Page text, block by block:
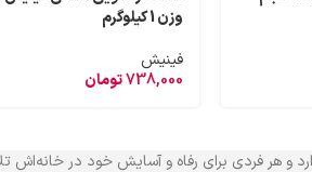
وزن 1 کیلوگرم
فینیش
738,000تومان
و هر فردی برای رفاه و آسایش خود در